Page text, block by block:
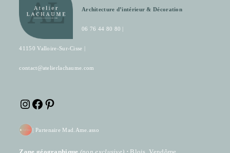
Architecture d’intérieur & Décoration
06 76 44 80 80 |
41150 Valloire-Sur-Cisse |
contact@atelierlachaume.com
InstagramFacebook
| Partenaire Mad.Ame.asso